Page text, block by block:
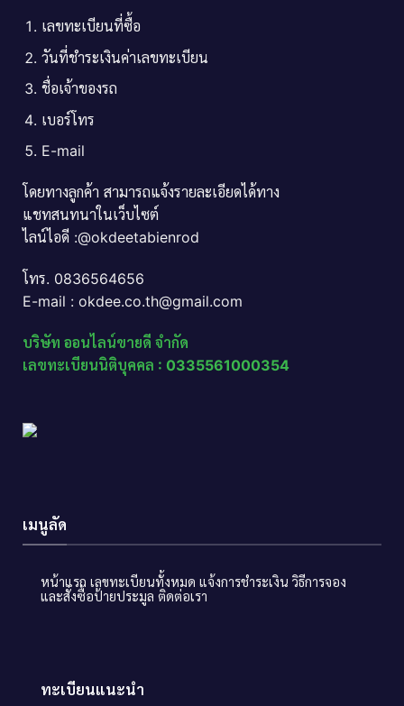
เลขทะเบียนที่ซื้อ
วันที่ชำระเงินค่าเลขทะเบียน
ชื่อเจ้าของรถ
เบอร์โทร
E-mail
โดยทางลูกค้า สามารถแจ้งรายละเอียดได้ทาง
แชทสนทนาในเว็บไซต์
ไลน์ไอดี :@okdeetabienrod
โทร. 0836564656
E-mail : okdee.co.th@gmail.com
บริษัท ออนไลน์ขายดี จำกัด
เลขทะเบียนนิติบุคคล : 0335561000354
เมนูลัด
หน้าแรก เลขทะเบียนทั้งหมด แจ้งการชำระเงิน วิธีการจอง
และสั่งซื้อป้ายประมูล ติดต่อเรา
ทะเบียนแนะนำ